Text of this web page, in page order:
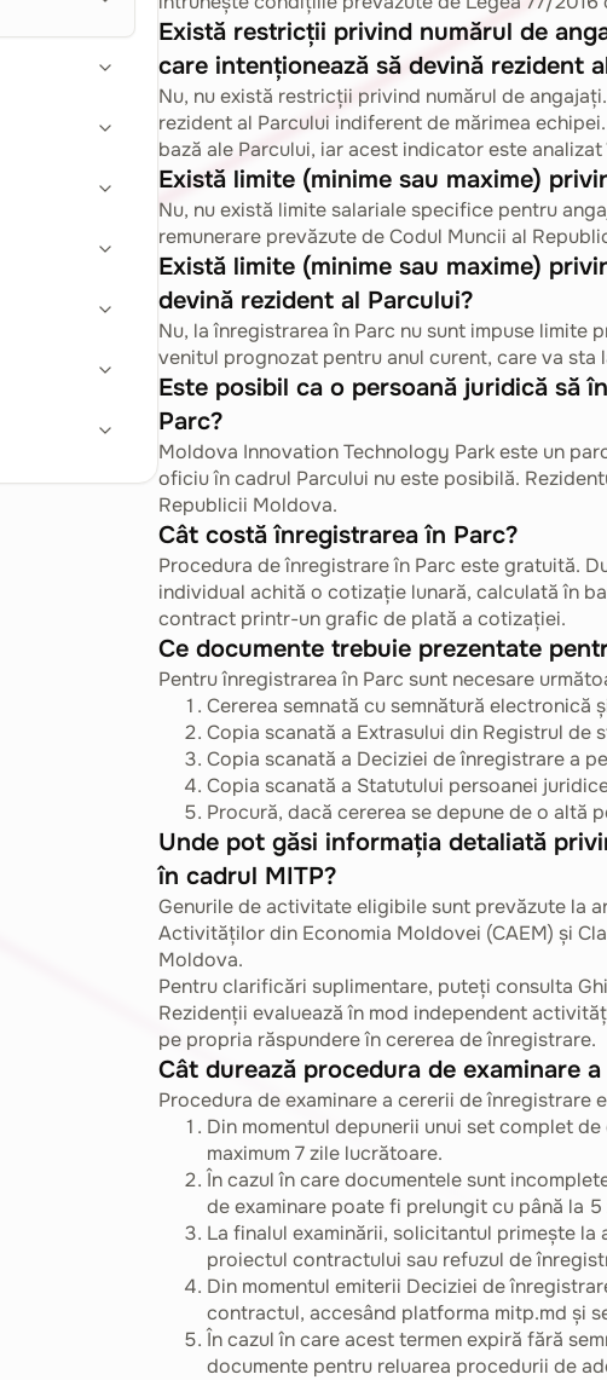
Există restricții privind numărul de
care intenționează să devină rezident
Nu, nu există restricții privind numărul de
rezident al Parcului indiferent de mărimea
bază ale Parcului, iar acest indicator este
Există limite (minime sau maxime)
Nu, nu există limite salariale specifice pentru
remunerare prevăzute de Codul Muncii al
Există limite (minime sau maxime)
devină rezident al Parcului?
Nu, la înregistrarea în Parc nu sunt impuse
venitul prognozat pentru anul curent, care va
Este posibil ca o persoană juridică să
Parc?
Moldova Innovation Technology Park este un
oficiu în cadrul Parcului nu este posibilă.
Republicii Moldova.
Cât costă înregistrarea în Parc?
Procedura de înregistrare în Parc este gratuită.
individual achită o cotizație lunară, calculată în
contract printr-un grafic de plată a cotizației.
Ce documente trebuie prezentate
Pentru înregistrarea în Parc sunt necesare
Cererea semnată cu semnătură electronică
Copia scanată a Extrasului din Registrul
Copia scanată a Deciziei de înregistrare a
Copia scanată a Statutului persoanei
Procură, dacă cererea se depune de o altă
Unde pot găsi informația detaliată
în cadrul MITP?
Genurile de activitate eligibile sunt prevăzute la
Activităților din Economia Moldovei (CAEM) și
Moldova.
Pentru clarificări suplimentare, puteți consulta
Rezidenții evaluează în mod independent
pe propria răspundere în cererea de înregistrare.
Cât durează procedura de examinare
Procedura de examinare a cererii de înregistrare
Din momentul depunerii unui set complet
maximum 7 zile lucrătoare.
În cazul în care documentele sunt
de examinare poate fi prelungit cu până la
La finalul examinării, solicitantul primește
proiectul contractului sau refuzul de
Din momentul emiterii Deciziei de
contractul, accesând platforma mitp.md și
În cazul în care acest termen expiră fără
documente pentru reluarea procedurii de